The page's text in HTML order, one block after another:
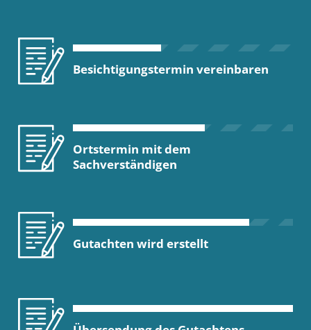
Besichtigungstermin vereinbaren
Ortstermin mit dem
Sachverständigen
Gutachten wird erstellt